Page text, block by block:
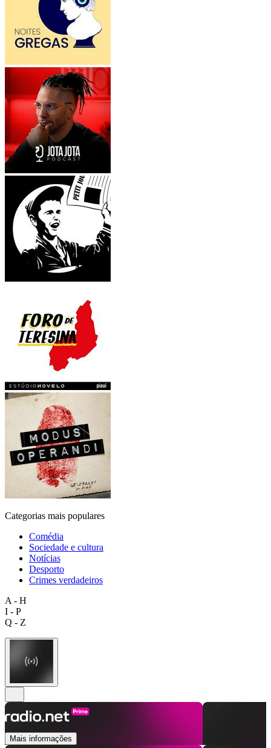
Categorias mais populares
Comédia
Sociedade e cultura
Notícias
Desporto
Crimes verdadeiros
A - H
I - P
Q - Z
Mais informações